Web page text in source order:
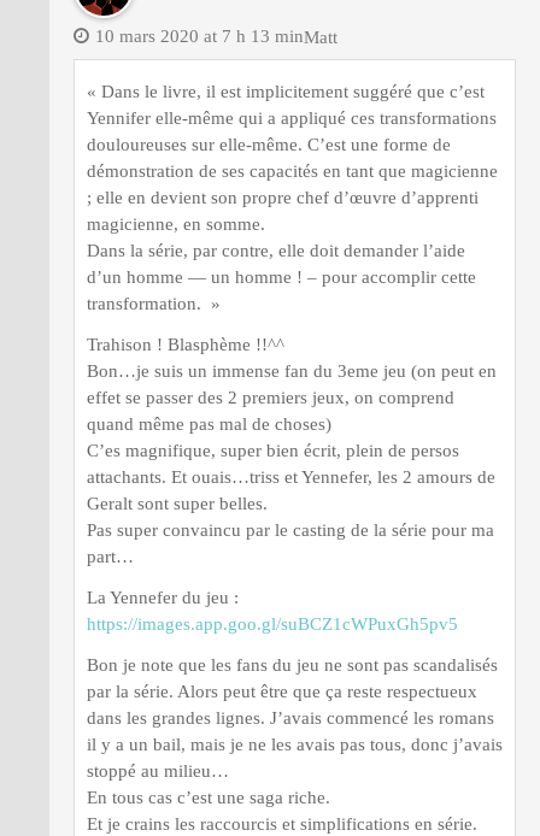
Matt
10 mars 2020 at 7 h 13 min
« Dans le livre, il est implicitement suggéré que c’est
Yennifer elle-même qui a appliqué ces transformations
douloureuses sur elle-même. C’est une forme de
démonstration de ses capacités en tant que magicienne
; elle en devient son propre chef d’œuvre d’apprenti
magicienne, en somme.
Dans la série, par contre, elle doit demander l’aide
d’un homme — un homme ! – pour accomplir cette
transformation. »
Trahison ! Blasphème !!^^
Bon…je suis un immense fan du 3eme jeu (on peut en
effet se passer des 2 premiers jeux, on comprend
quand même pas mal de choses)
C’es magnifique, super bien écrit, plein de persos
attachants. Et ouais…triss et Yennefer, les 2 amours de
Geralt sont super belles.
Pas super convaincu par le casting de la série pour ma
part…
La Yennefer du jeu :
https://images.app.goo.gl/suBCZ1cWPuxGh5pv5
Bon je note que les fans du jeu ne sont pas scandalisés
par la série. Alors peut être que ça reste respectueux
dans les grandes lignes. J’avais commencé les romans
il y a un bail, mais je ne les avais pas tous, donc j’avais
stoppé au milieu…
En tous cas c’est une saga riche.
Et je crains les raccourcis et simplifications en série.